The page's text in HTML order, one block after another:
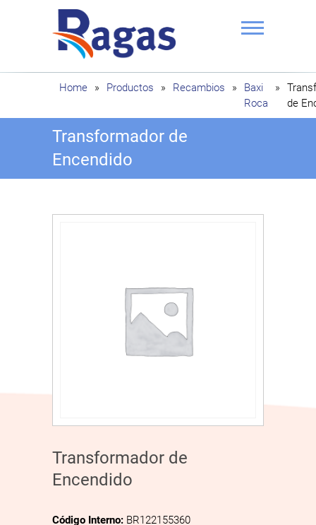
Ragas
Home » Productos » Recambios »
Baxi
Roca
»
de
Transformador de
Encendido
Transformador de
Encendido
Código Interno: BR122155360